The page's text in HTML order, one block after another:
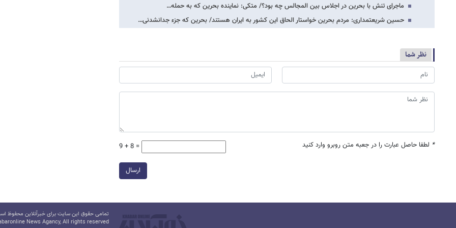
ماجرای تنش با بحرین در اجلاس بین المجالس چه بود؟/ متکی: نماینده بحرین که به حمله…
حسین شریعتمداری: مردم بحرین خواستار الحاق این کشور به ایران هستند/ بحرین که جزء جدانشدنی…
نظر شما
* لطفا حاصل عبارت را در جعبه متن روبرو وارد کنید 9 + 8 =
ارسال
تمامی حقوق این سایت برای خبرآنلاین محفوظ
News Agancy, All rights reserved